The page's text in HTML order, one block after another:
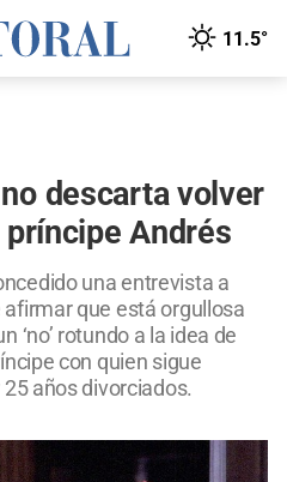
11.5°
descarta volver
Andrés
una entrevista a
afirmar que está orgullosa
‘no’ rotundo a la idea de
con quien sigue
años divorciados.